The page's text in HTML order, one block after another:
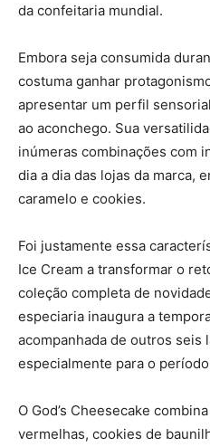
da confeitaria mundial.
Embora seja consumida
costuma ganhar
apresentar um perfil
ao aconchego. Sua
inúmeras combinações com
dia a dia das lojas da marca,
caramelo e cookies.
Foi justamente essa
Ice Cream a transformar o
coleção completa de
especiaria inaugura a
acompanhada de outros seis
especialmente para o
O God’s Cheesecake
vermelhas, cookies de